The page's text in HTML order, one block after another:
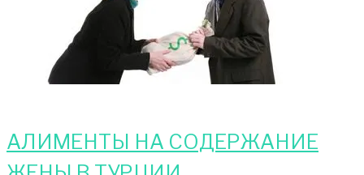
АЛИМЕНТЫ НА СОДЕРЖАНИЕ